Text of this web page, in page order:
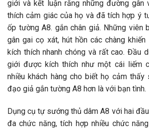
giới và kết luận rằng những đường
thích cảm giác của họ và đã tích hợp ý
ốp tường A8. gắn chân giả. Những viên
gân gai cọ xát, hút hồn các chàng
kích thích nhanh chóng và rất cao. Đầu
giới được kích thích như một cái liếm
nhiều khách hàng cho biết họ cảm
đạo giả gắn tường A8 hơn là với bạn tình.
Dụng cụ tự sướng thủ dâm A8 với hai
đa chức năng, tích hợp nhiều chức